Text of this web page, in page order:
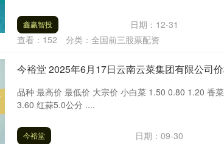
鑫赢智投 日期：12-31
查看： 152 分类： 全国前三股票配资
今裕堂 2025年6月17日云南云菜集团有限公司
品种 最高价 最低价 大宗价 小白菜 1.50 0.80 1.20 香
3.60 红蒜5.0公分 ....
今裕堂 日期：09-30